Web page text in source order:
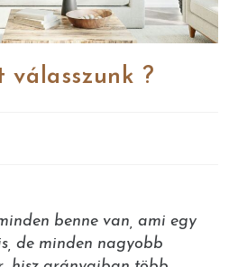
?
benne van, ami egy
de minden nagyobb